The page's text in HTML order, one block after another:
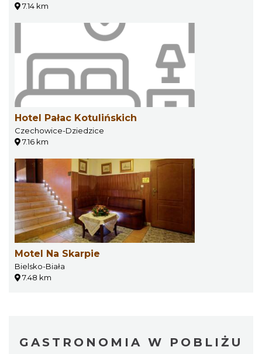
7.14 km
Hotel Pałac Kotulińskich
Czechowice-Dziedzice
7.16 km
Motel Na Skarpie
Bielsko-Biała
7.48 km
GASTRONOMIA W POBLIŻU